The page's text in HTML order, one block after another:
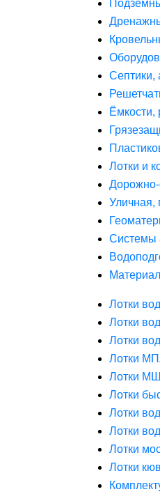
Септики,
Ёмкости,
Лотки и
Дорожно-
Уличная,
Системы
Лотки
Лотки
Лотки
Лотки
Лотки
Лотки
Лотки
Лотки
Лотки
Лотки